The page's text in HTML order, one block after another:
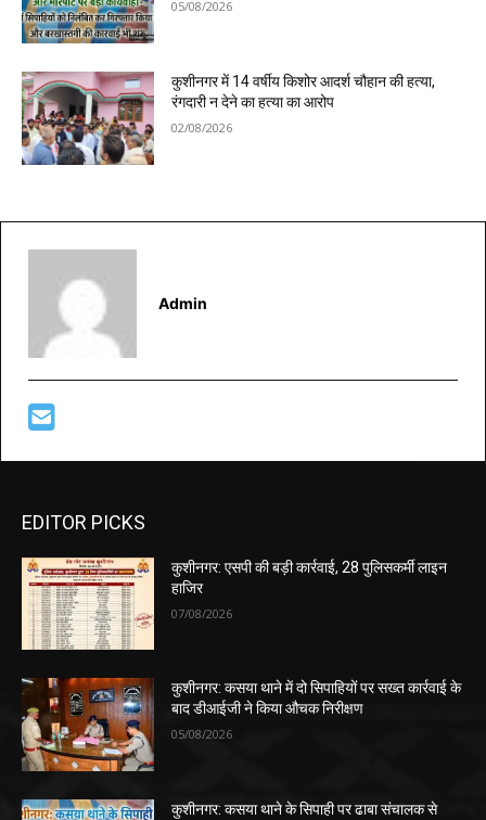
05/08/2026
कुशीनगर में 14 वर्षीय किशोर आदर्श चौहान की हत्या,
रंगदारी न देने का हत्या का आरोप
02/08/2026
Admin
EDITOR PICKS
कुशीनगर: एसपी की बड़ी कार्रवाई, 28 पुलिसकर्मी लाइन
हाजिर
07/08/2026
कुशीनगर: कसया थाने में दो सिपाहियों पर सख्त कार्रवाई के
बाद डीआईजी ने किया औचक निरीक्षण
05/08/2026
कुशीनगर: कसया थाने के सिपाही पर ढाबा संचालक से